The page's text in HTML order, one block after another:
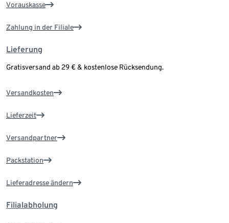
Vorauskasse
Zahlung in der Filiale
Lieferung
Gratisversand ab 29 € & kostenlose Rücksendung.
Versandkosten
Lieferzeit
Versandpartner
Packstation
Lieferadresse ändern
Filialabholung